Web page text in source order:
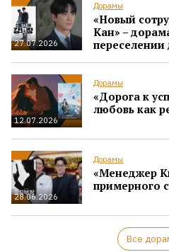
27.07.2026
Дорамы
«Новый
Кан» –
переселении
12.07.2026
Дорамы
«Дорога к
любовь как
28.06.2026
Дорамы
«Менеджер
примерного
Все